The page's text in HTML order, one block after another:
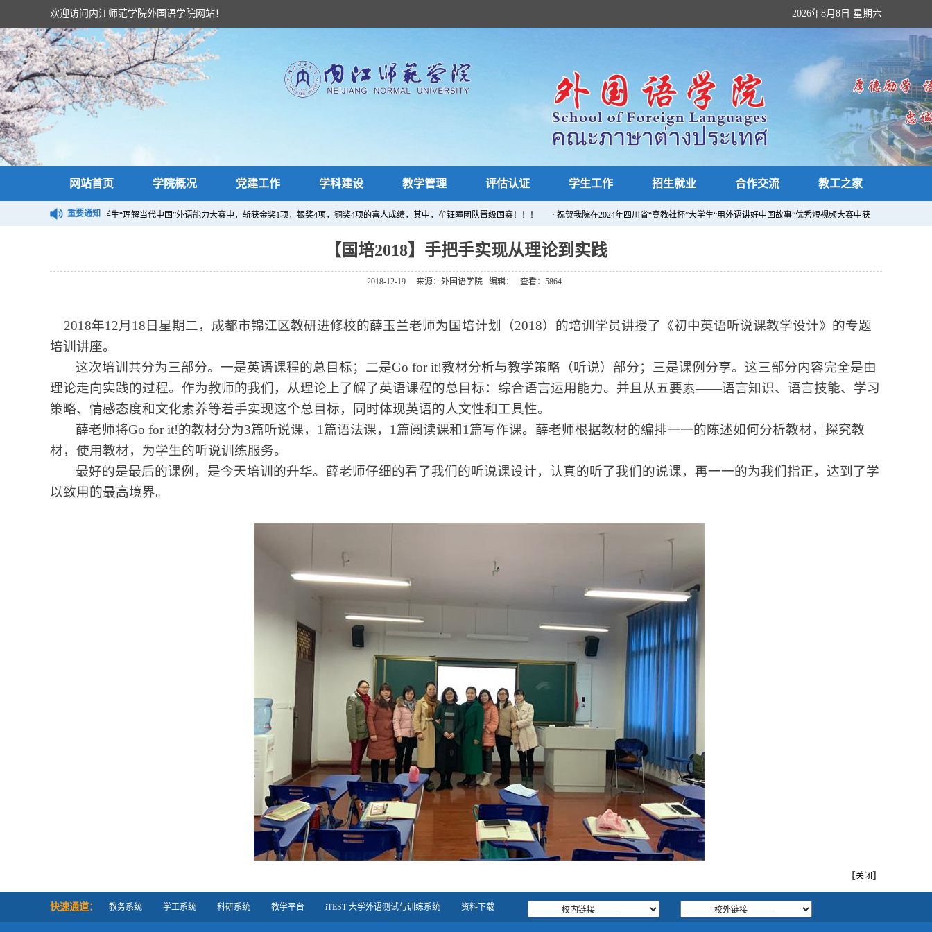
2026年8月8日 星期六
欢迎访问内江师范学院外国语学院网站！
网站首页 学院概况 党建工作 学科建设 教学管理 评估认证 学生工作 招生就业 合作交流 教工之家
重要通知
外研社·国才杯”四川省大学生“理解当代中国”外语能力大赛中，斩获金奖1项，银奖4项，铜奖4项的喜人成绩，其中，牟钰瞳团队晋级国赛！！！ · ​祝贺我院在2024年四川省“高教社杯”大学生“用外语讲好中国故事”优秀短视频大赛中获佳绩，贺亚男
【国培2018】手把手实现从理论到实践
2018-12-19 来源：外国语学院 编辑： 查看： 5864
2018年12月 18 日星期二，成都市锦江区教研进修校的薛玉兰老师为国培计划（2018）的培训学员讲授了《初中英语听说课教学设计》的专题
培训讲座。
这次培训共分为三部分。一是英语课程的总目标；二是Go for it!教材分析与教学策略（听说）部分；三是课例分享。这三部分内容完全是由
理论走向实践的过程。作为教师的我们，从理论上了解了英语课程的总目标：综合语言运用能力。并且从五要素——语言知识、语言技能、学习
策略、情感态度和文化素养等着手实现这个总目标，同时体现英语的人文性和工具性。
薛老师将Go for it!的教材分为3篇听说课， 1篇语法课， 1篇阅读课和1篇写作课。薛老师根据教材的编排一一的陈述如何分析教材，探究教
材，使用教材，为学生的听说训练服务。
最好的是最后的课例，是今天培训的升华。薛老师仔细的看了我们的听说课设计，认真的听了我们的说课，再一一的为我们指正，达到了学
以致用的最高境界。
【关闭 】
快速通道： 教务系统 学工系统 科研系统 教学平台 iTEST 大学外语测试与训练系统 资料下载